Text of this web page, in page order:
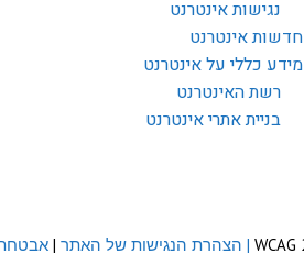
נגישות אינטרנט
חדשות אינטרנט
מידע כללי על אינטרנט
רשת האינטרנט
בניית אתרי אינטרנט
| הצהרת הנגישות של האתר |